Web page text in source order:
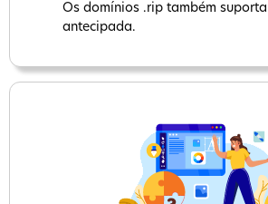
Os domínios .rip também
antecipada.